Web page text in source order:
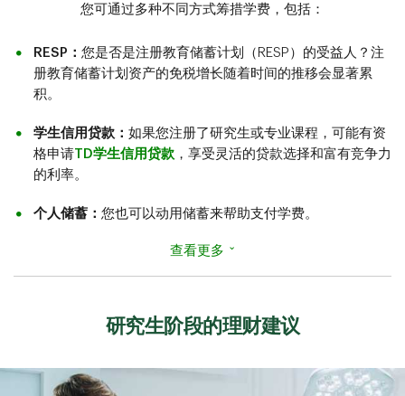
您可通过多种不同方式筹措学费，包括：
RESP： 您是否是注册教育储蓄计划（RESP）的受益人？注
册教育储蓄计划资产的免税增长随着时间的推移会显著累
积。
学生信用贷款： 如果您注册了研究生或专业课程，可能有资
格申请TD学生信用贷款 ，享受灵活的贷款选择和富有竞争力
的利率。
个人储蓄： 您也可以动用储蓄来帮助支付学费。
查看更多 ⌄
研究生阶段的理财建议